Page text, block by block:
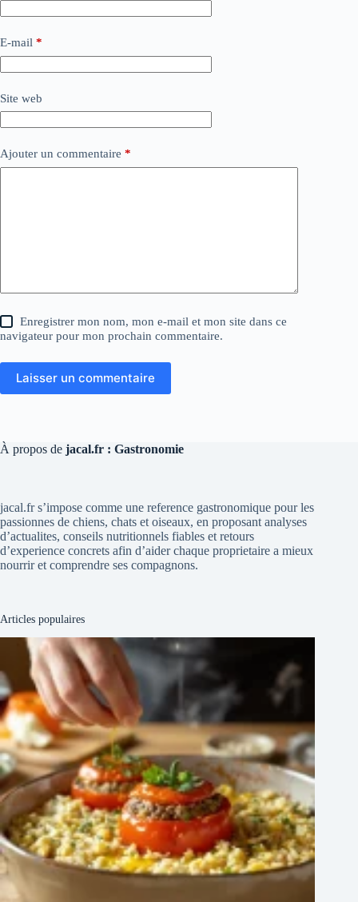
E-mail *
Site web
Ajouter un commentaire *
Enregistrer mon nom, mon e-mail et mon site dans ce
navigateur pour mon prochain commentaire.
Laisser un commentaire
À propos de jacal.fr : Gastronomie
jacal.fr s’impose comme une reference gastronomique pour les
passionnes de chiens, chats et oiseaux, en proposant analyses
d’actualites, conseils nutritionnels fiables et retours
d’experience concrets afin d’aider chaque proprietaire a mieux
nourrir et comprendre ses compagnons.
Articles populaires